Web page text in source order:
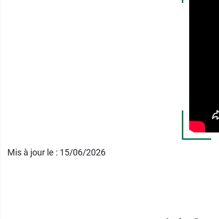
Sans colorant
Mis à jour le : 15/06/2026